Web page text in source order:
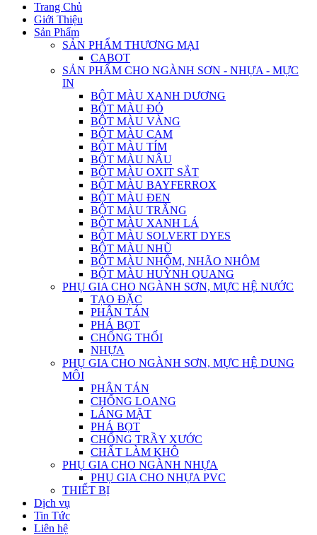
Trang Chủ
Giới Thiệu
Sản Phẩm
SẢN PHẨM THƯƠNG MẠI
CABOT
SẢN PHẨM CHO NGÀNH SƠN - NHỰA - MỰC
IN
BỘT MÀU XANH DƯƠNG
BỘT MÀU ĐỎ
BỘT MÀU VÀNG
BỘT MÀU CAM
BỘT MÀU TÍM
BỘT MÀU NÂU
BỘT MÀU OXIT SẮT
BỘT MÀU BAYFERROX
BỘT MÀU ĐEN
BỘT MÀU TRẮNG
BỘT MÀU XANH LÁ
BỘT MÀU SOLVERT DYES
BỘT MÀU NHŨ
BỘT MÀU NHÔM, NHÃO NHÔM
BỘT MÀU HUỲNH QUANG
PHỤ GIA CHO NGÀNH SƠN, MỰC HỆ NƯỚC
TẠO ĐẶC
PHÂN TÁN
PHÁ BỌT
CHỐNG THỐI
NHỰA
PHỤ GIA CHO NGÀNH SƠN, MỰC HỆ DUNG
MÔI
PHÂN TÁN
CHỐNG LOANG
LÁNG MẶT
PHÁ BỌT
CHỐNG TRẦY XƯỚC
CHẤT LÀM KHÔ
PHỤ GIA CHO NGÀNH NHỰA
PHỤ GIA CHO NHỰA PVC
THIẾT BỊ
Dịch vụ
Tin Tức
Liên hệ